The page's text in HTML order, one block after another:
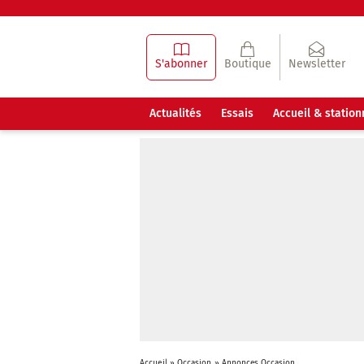
S'abonner Boutique Newsletter
Actualités Essais Accueil &